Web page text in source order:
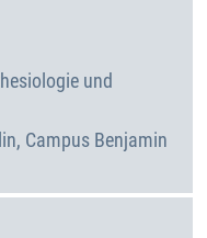
und
Campus Benjamin